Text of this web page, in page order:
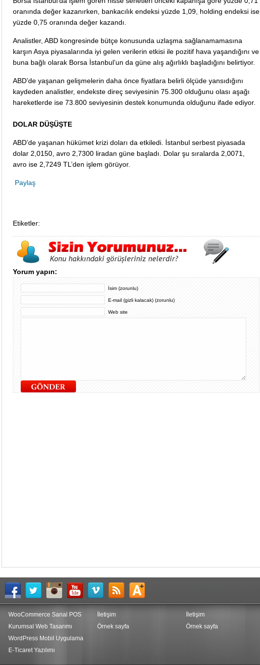
oranında değer kazanırken, bankacılık endeksi yüzde 1,09, holding endeksi ise
yüzde 0,75 oranında değer kazandı.
Analistler, ABD kongresinde bütçe konusunda uzlaşma sağlanamamasına
karşın Asya piyasalarında iyi gelen verilerin etkisi ile pozitif hava yaşandığını ve
buna bağlı olarak Borsa İstanbul’un da güne alış ağırlıklı başladığını belirtiyor.
ABD’de yaşanan gelişmelerin daha önce fiyatlara belirli ölçüde yansıdığını
kaydeden analistler, endekste direç seviyesinin 75.300 olduğunu olası aşağı
hareketlerde ise 73.800 seviyesinin destek konumunda olduğunu ifade ediyor.
DOLAR DÜŞÜŞTE
ABD’de yaşanan hükümet krizi doları da etkiledi. İstanbul serbest piyasada
dolar 2,0150, avro 2,7300 liradan güne başladı. Dolar şu sıralarda 2,0071,
avro ise 2,7249 TL’den işlem görüyor.
Paylaş
Etiketler:
Yorum yapın:
İsim (zorunlu)
E-mail (gizli kalacak) (zorunlu)
Web site
WooCommerce Sanal POS
Kurumsal Web Tasarımı
WordPress Mobil Uygulama
E-Ticaret Yazılımı
İletişim
Örnek sayfa
İletişim
Örnek sayfa